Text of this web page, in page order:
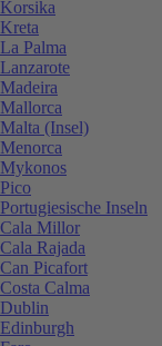
Korsika
Kreta
La Palma
Lanzarote
Madeira
Mallorca
Malta (Insel)
Menorca
Mykonos
Pico
Portugiesische Inseln
Cala Millor
Cala Rajada
Can Picafort
Costa Calma
Dublin
Edinburgh